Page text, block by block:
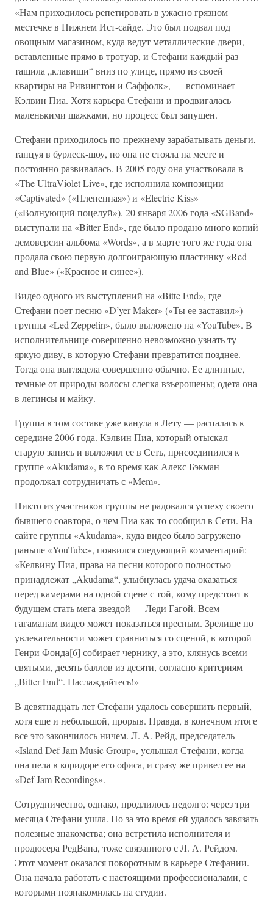
«Нам приходилось репетировать в ужасно грязном
местечке в Нижнем Ист-сайде. Это был подвал под
овощным магазином, куда ведут металлические двери,
вставленные прямо в тротуар, и Стефани каждый раз
тащила „клавиши“ вниз по улице, прямо из своей
квартиры на Ривингтон и Саффолк», — вспоминает
Кэлвин Пиа. Хотя карьера Стефани и продвигалась
маленькими шажками, но процесс был запущен.
Стефани приходилось по-прежнему зарабатывать деньги,
танцуя в бурлеск-шоу, но она не стояла на месте и
постоянно развивалась. В 2005 году она участвовала в
«The UltraViolet Live», где исполнила композиции
«Captivated» («Плененная») и «Electric Kiss»
(«Волнующий поцелуй»). 20 января 2006 года «SGBand»
выступали на «Bitter End», где было продано много копий
демоверсии альбома «Words», а в марте того же года она
продала свою первую долгоиграющую пластинку «Red
and Blue» («Красное и синее»).
Видео одного из выступлений на «Bitte End», где
Стефани поет песню «D’yer Maker» («Ты ее заставил»)
группы «Led Zeppelin», было выложено на «YouTube». В
исполнительнице совершенно невозможно узнать ту
яркую диву, в которую Стефани превратится позднее.
Тогда она выглядела совершенно обычно. Ее длинные,
темные от природы волосы слегка взъерошены; одета она
в легинсы и майку.
Группа в том составе уже канула в Лету — распалась к
середине 2006 года. Кэлвин Пиа, который отыскал
старую запись и выложил ее в Сеть, присоединился к
группе «Akudama», в то время как Алекс Бэкман
продолжал сотрудничать с «Mem».
Никто из участников группы не радовался успеху своего
бывшего соавтора, о чем Пиа как-то сообщил в Сети. На
сайте группы «Akudama», куда видео было загружено
раньше «YouTube», появился следующий комментарий:
«Келвину Пиа, права на песни которого полностью
принадлежат „Akudama“, улыбнулась удача оказаться
перед камерами на одной сцене с той, кому предстоит в
будущем стать мега-звездой — Леди Гагой. Всем
гагаманам видео может показаться пресным. Зрелище по
увлекательности может сравниться со сценой, в которой
Генри Фонда[6] собирает чернику, а это, клянусь всеми
святыми, десять баллов из десяти, согласно критериям
„Bitter End“. Наслаждайтесь!»
В девятнадцать лет Стефани удалось совершить первый,
хотя еще и небольшой, прорыв. Правда, в конечном итоге
все это закончилось ничем. Л. А. Рейд, председатель
«Island Def Jam Music Group», услышал Стефани, когда
она пела в коридоре его офиса, и сразу же привел ее на
«Def Jam Recordings».
Сотрудничество, однако, продлилось недолго: через три
месяца Стефани ушла. Но за это время ей удалось завязать
полезные знакомства; она встретила исполнителя и
продюсера РедВана, тоже связанного с Л. А. Рейдом.
Этот момент оказался поворотным в карьере Стефании.
Она начала работать с настоящими профессионалами, с
которыми познакомилась на студии.